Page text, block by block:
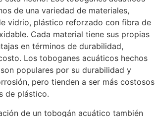
de una variedad de materiales,
vidrio, plástico reforzado con fibra de
Cada material tiene sus propias
en términos de durabilidad,
Los toboganes acuáticos hechos
populares por su durabilidad y
pero tienden a ser más costosos
de plástico.
de un tobogán acuático también